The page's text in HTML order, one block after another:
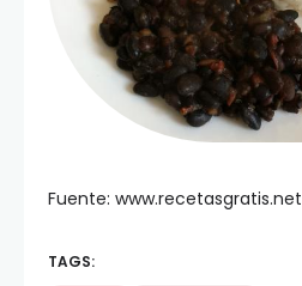
Fuente: www.recetasgratis.net
TAGS: